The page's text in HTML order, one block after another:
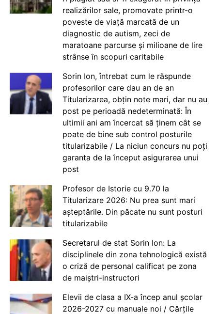
realizărilor sale, promovate printr-o
poveste de viață marcată de un
diagnostic de autism, zeci de
maratoane parcurse și milioane de lire
strânse în scopuri caritabile
Sorin Ion, întrebat cum le răspunde
profesorilor care dau an de an
Titularizarea, obțin note mari, dar nu au
post pe perioadă nedeterminată: În
ultimii ani am încercat să ținem cât se
poate de bine sub control posturile
titularizabile / La niciun concurs nu poți
garanta de la început asigurarea unui
post
Profesor de Istorie cu 9.70 la
Titularizare 2026: Nu prea sunt mari
așteptările. Din păcate nu sunt posturi
titularizabile
Secretarul de stat Sorin Ion: La
disciplinele din zona tehnologică există
o criză de personal calificat pe zona
de maiștri-instructori
Elevii de clasa a IX-a încep anul școlar
2026-2027 cu manuale noi / Cărțile